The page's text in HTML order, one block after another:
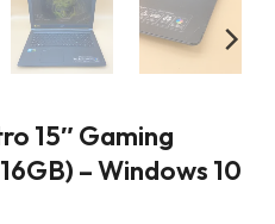
15″ Gaming
– Windows 10